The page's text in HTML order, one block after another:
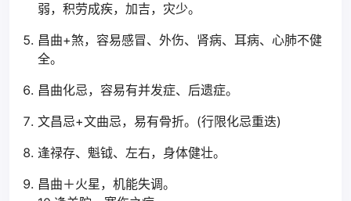
弱，积劳成疾，加吉，灾少。
昌曲+煞，容易感冒、外伤、肾病、耳病、心肺不健
全。
昌曲化忌，容易有并发症、后遗症。
文昌忌+文曲忌，易有骨折。(行限化忌重迭)
逢禄存、魁钺、左右，身体健壮。
昌曲＋火星，机能失调。